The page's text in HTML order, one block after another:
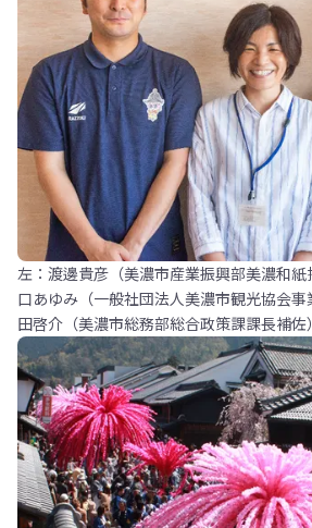
左：渡邊貴彦（美濃市産業振興部美濃和
口あゆみ（一般社団法人美濃市観光協会
田啓介（美濃市総務部総合政策課課長補佐